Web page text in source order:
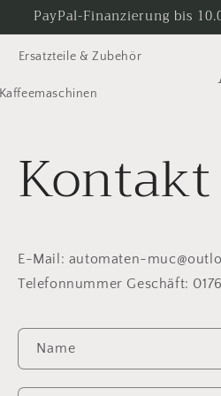
PayPal-Finanzierung bis
Ersatzteile & Zubehör
Kaffeemaschinen
Kontakt
E-Mail: automaten-
Telefonnummer Geschäft:
K
o
Name